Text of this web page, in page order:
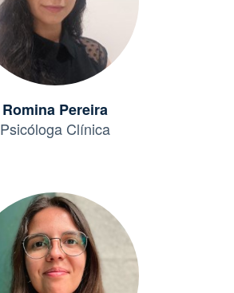
Romina Pereira
Psicóloga Clínica